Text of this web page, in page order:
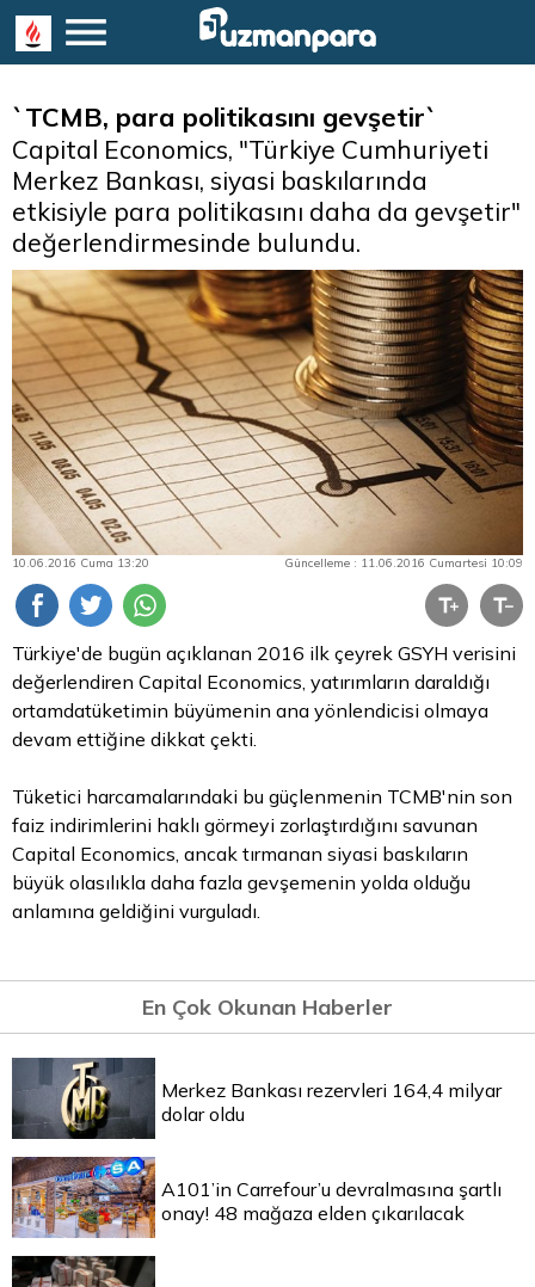
`TCMB, para politikasını gevşetir`
Capital Economics, "Türkiye Cumhuriyeti
Merkez Bankası, siyasi baskılarında
etkisiyle para politikasını daha da gevşetir"
değerlendirmesinde bulundu.
10.06.2016 Cuma 13:20 Güncelleme : 11.06.2016 Cumartesi 10:09
Türkiye'de bugün açıklanan 2016 ilk çeyrek GSYH verisini
değerlendiren Capital Economics, yatırımların daraldığı
ortamdatüketimin büyümenin ana yönlendicisi olmaya
devam ettiğine dikkat çekti.
Tüketici harcamalarındaki bu güçlenmenin TCMB'nin son
faiz indirimlerini haklı görmeyi zorlaştırdığını savunan
Capital Economics, ancak tırmanan siyasi baskıların
büyük olasılıkla daha fazla gevşemenin yolda olduğu
anlamına geldiğini vurguladı.
En Çok Okunan Haberler
Merkez Bankası rezervleri 164,4 milyar
dolar oldu
A101’in Carrefour’u devralmasına şartlı
onay! 48 mağaza elden çıkarılacak